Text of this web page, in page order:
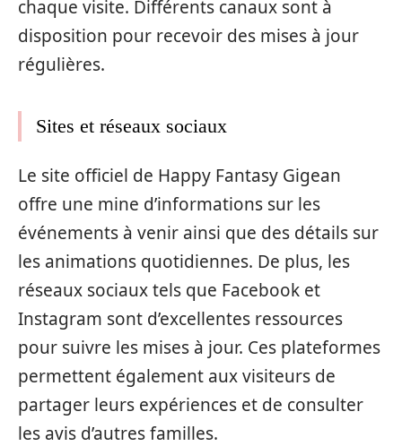
chaque visite. Différents canaux sont à
disposition pour recevoir des mises à jour
régulières.
Sites et réseaux sociaux
Le site officiel de Happy Fantasy Gigean
offre une mine d’informations sur les
événements à venir ainsi que des détails sur
les animations quotidiennes. De plus, les
réseaux sociaux tels que Facebook et
Instagram sont d’excellentes ressources
pour suivre les mises à jour. Ces plateformes
permettent également aux visiteurs de
partager leurs expériences et de consulter
les avis d’autres familles.